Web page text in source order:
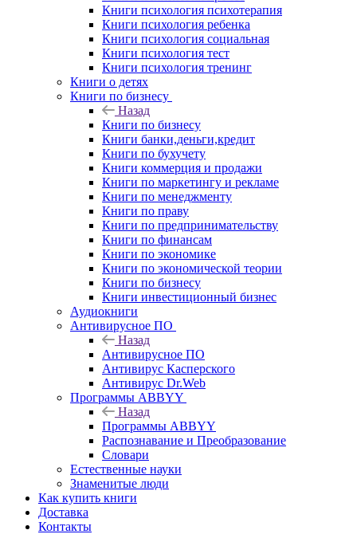
Книги психология психотерапия
Книги психология ребенка
Книги психология социальная
Книги психология тест
Книги психология тренинг
Книги о детях
Книги по бизнесу
Назад
Книги по бизнесу
Книги банки,деньги,кредит
Книги по бухучету
Книги коммерция и продажи
Книги по маркетингу и рекламе
Книги по менеджменту
Книги по праву
Книги по предпринимательству
Книги по финансам
Книги по экономике
Книги по экономической теории
Книги по бизнесу
Книги инвестиционный бизнес
Аудиокниги
Антивирусное ПО
Назад
Антивирусное ПО
Антивирус Касперского
Антивирус Dr.Web
Программы ABBYY
Назад
Программы ABBYY
Распознавание и Преобразование
Словари
Естественные науки
Знаменитые люди
Как купить книги
Доставка
Контакты